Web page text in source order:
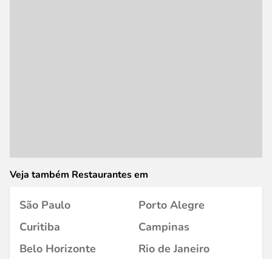
Veja também Restaurantes em
São Paulo
Porto Alegre
Curitiba
Campinas
Belo Horizonte
Rio de Janeiro